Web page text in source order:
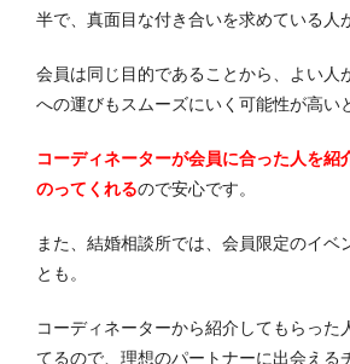
半で、真面目な付き合いを求めている人
会員は同じ目的であることから、よい人
への運びもスムーズにいく可能性が高い
コーディネーターが会員に合った人を紹
のってくれるので安心です。
また、結婚相談所では、会員限定のイベ
とも。
コーディネーターから紹介してもらった
てるので、理想のパートナーに出会える